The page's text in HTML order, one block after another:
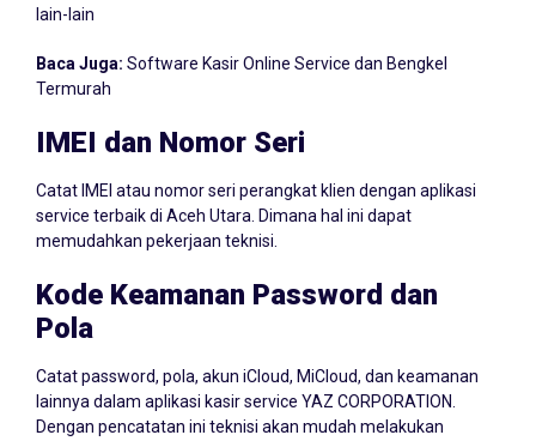
lain-lain
Baca Juga: Software Kasir Online Service dan Bengkel
Termurah
IMEI dan Nomor Seri
Catat IMEI atau nomor seri perangkat klien dengan aplikasi
service terbaik di Aceh Utara. Dimana hal ini dapat
memudahkan pekerjaan teknisi.
Kode Keamanan Password dan
Pola
Catat password, pola, akun iCloud, MiCloud, dan keamanan
lainnya dalam aplikasi kasir service YAZ CORPORATION.
Dengan pencatatan ini teknisi akan mudah melakukan